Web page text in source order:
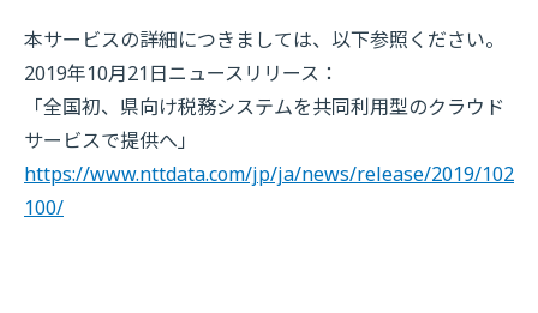
本サービスの詳細につきましては、以下参照ください。
2019年10月21日ニュースリリース：
「全国初、県向け税務システムを共同利用型のクラウド
サービスで提供へ」
https://www.nttdata.com/jp/ja/news/release/2019/102
100/